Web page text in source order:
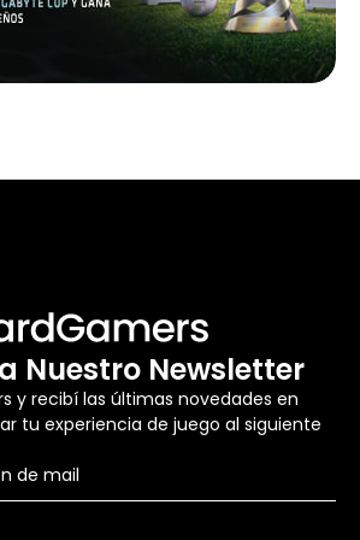
Nuestro Newsletter
y recibí las últimas novedades en
tu experiencia de juego al siguiente